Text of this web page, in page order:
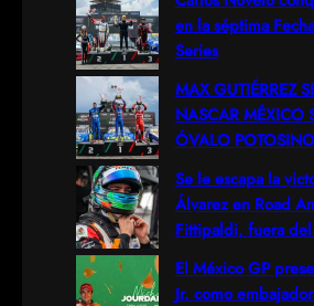
en la séptima
Series
MAX GUTIÉRREZ
NASCAR MÉXICO
ÓVALO POTOSINO
Se le escapa la
Álvarez en Road
Fittipaldi, fuera del
El México GP
Jr. como